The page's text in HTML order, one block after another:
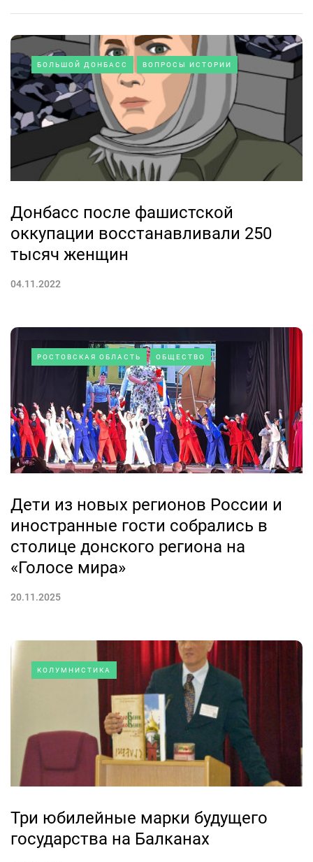
БОЛЬШОЙ ДОНБАСС ВОПРОСЫ ИСТОРИИ
Донбасс после фашистской
оккупации восстанавливали 250
тысяч женщин
04.11.2022
РОСТОВСКАЯ ОБЛАСТЬ ОБЩЕСТВО
Дети из новых регионов России и
иностранные гости собрались в
столице донского региона на
«Голосе мира»
20.11.2025
КОЛУМНИСТИКА
Три юбилейные марки будущего
государства на Балканах